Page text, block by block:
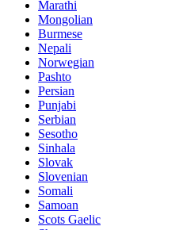
Marathi
Mongolian
Burmese
Nepali
Norwegian
Pashto
Persian
Punjabi
Serbian
Sesotho
Sinhala
Slovak
Slovenian
Somali
Samoan
Scots Gaelic